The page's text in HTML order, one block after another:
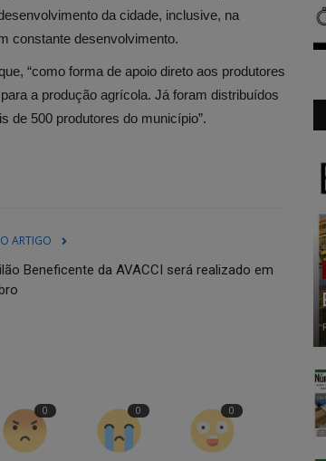
da cidade, inclusive, na
constante desenvolvimento.
“como forma de apoio direto aos produtores
a produção agrícola. Já foram distribuídos
de 500 produtores do município”.
ARTIGO
Beneficente da AVACCI será realizado em
0 0 0